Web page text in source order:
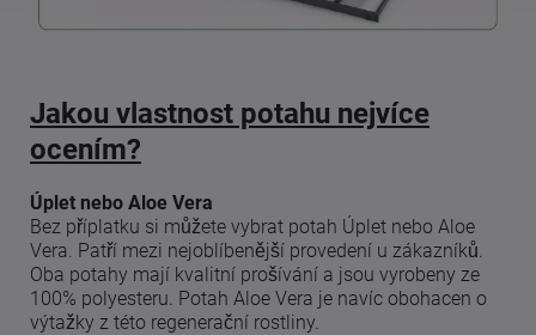
Jakou vlastnost potahu nejvíce
ocením?
Úplet nebo Aloe Vera
Bez příplatku si můžete vybrat potah Úplet nebo Aloe
Vera. Patří mezi nejoblíbenější provedení u zákazníků.
Oba potahy mají kvalitní prošívání a jsou vyrobeny ze
100% polyesteru. Potah Aloe Vera je navíc obohacen o
výtažky z této regenerační rostliny.